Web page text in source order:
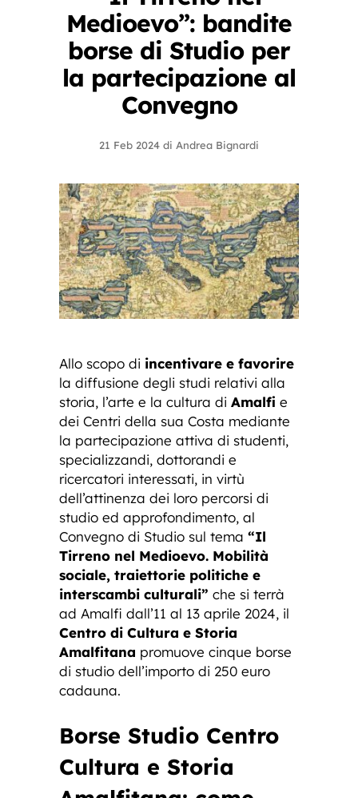
Medioevo”: bandite
borse di Studio per
la partecipazione al
Convegno
21 Feb 2024 di Andrea Bignardi
Allo scopo di incentivare e favorire
la diffusione degli studi relativi alla
storia, l’arte e la cultura di Amalfi e
dei Centri della sua Costa mediante
la partecipazione attiva di studenti,
specializzandi, dottorandi e
ricercatori interessati, in virtù
dell’attinenza dei loro percorsi di
studio ed approfondimento, al
Convegno di Studio sul tema “Il
Tirreno nel Medioevo. Mobilità
sociale, traiettorie politiche e
interscambi culturali” che si terrà
ad Amalfi dall’11 al 13 aprile 2024, il
Centro di Cultura e Storia
Amalfitana promuove cinque borse
di studio dell’importo di 250 euro
cadauna.
Borse Studio Centro
Cultura e Storia